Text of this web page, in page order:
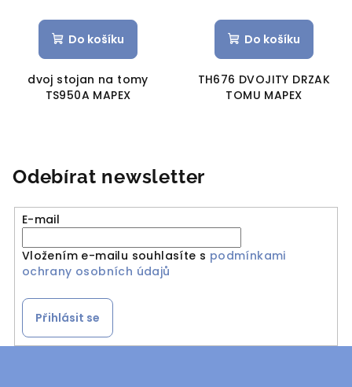
Do košíku
dvoj stojan na tomy
TS950A MAPEX
Do košíku
TH676 DVOJITY DRZAK
TOMU MAPEX
Odebírat newsletter
E-mail
Vložením e-mailu souhlasíte s podmínkami
ochrany osobních údajů
Přihlásit se